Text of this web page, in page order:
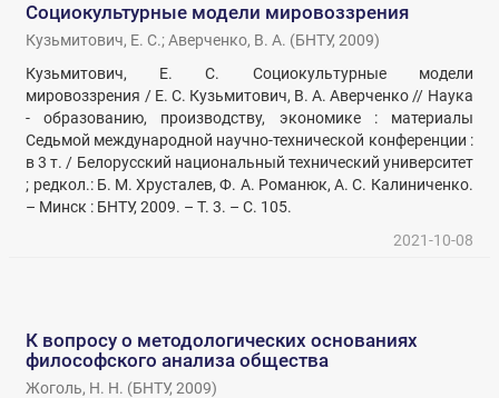
Социокультурные модели мировоззрения
Кузьмитович, Е. С.;Аверченко, В. А. (БНТУ,2009)
Кузьмитович, Е. С. Социокультурные модели
мировоззрения / Е. С. Кузьмитович, В. А. Аверченко // Наука
- образованию, производству, экономике : материалы
Седьмой международной научно-технической конференции :
в 3 т. / Белорусский национальный технический университет
; редкол.: Б. М. Хрусталев, Ф. А. Романюк, А. С. Калиниченко.
– Минск : БНТУ, 2009. – Т. 3. – С. 105.
2021-10-08
К вопросу о методологических основаниях
философского анализа общества
Жоголь, Н. Н. (БНТУ,2009)